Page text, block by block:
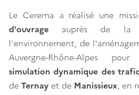
Le Cerema a réalisé une
d'ouvrage auprès de la
l'environnement, de
Auvergne-Rhône-Alpes pour
simulation dynamique des
de Ternay et de Manissieux, en